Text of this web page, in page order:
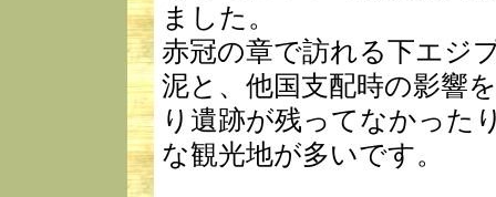
ました。
赤冠の章で訪れる下エジ
泥と、他国支配時の影響
り遺跡が残ってなかった
な観光地が多いです。